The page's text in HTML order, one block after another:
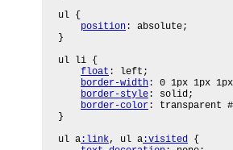
ul {
position : absolute;
}
ul li {
float : left;
border-width : 0 1px 1px
border-style : solid;
border-color : transparent
}
ul a :link, ul a :visited {